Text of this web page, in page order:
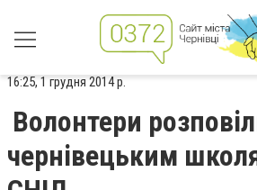
16:25, 1 грудня 2014 р.
Волонтери
чернівецьким